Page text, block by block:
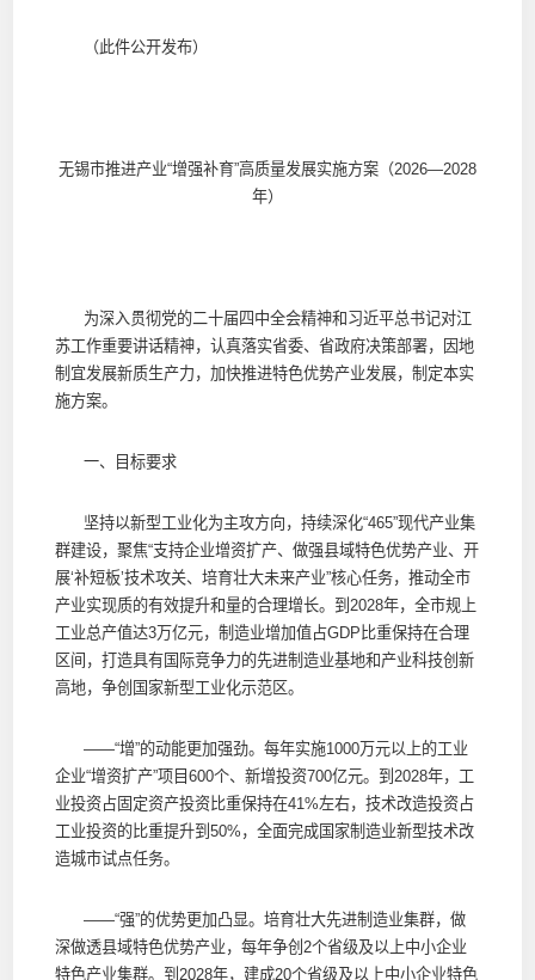
（此件公开发布）
无锡市推进产业“增强补育”高质量发展实施方案（2026—2028
年）
为深入贯彻党的二十届四中全会精神和习近平总书记对江
苏工作重要讲话精神，认真落实省委、省政府决策部署，因地
制宜发展新质生产力，加快推进特色优势产业发展，制定本实
施方案。
一、目标要求
坚持以新型工业化为主攻方向，持续深化“465”现代产业集
群建设，聚焦“支持企业增资扩产、做强县域特色优势产业、开
展‘补短板’技术攻关、培育壮大未来产业”核心任务，推动全市
产业实现质的有效提升和量的合理增长。到2028年，全市规上
工业总产值达3万亿元，制造业增加值占GDP比重保持在合理
区间，打造具有国际竞争力的先进制造业基地和产业科技创新
高地，争创国家新型工业化示范区。
——“增”的动能更加强劲。每年实施1000万元以上的工业
企业“增资扩产”项目600个、新增投资700亿元。到2028年，工
业投资占固定资产投资比重保持在41%左右，技术改造投资占
工业投资的比重提升到50%，全面完成国家制造业新型技术改
造城市试点任务。
——“强”的优势更加凸显。培育壮大先进制造业集群，做
深做透县域特色优势产业，每年争创2个省级及以上中小企业
特色产业集群。到2028年，建成20个省级及以上中小企业特色